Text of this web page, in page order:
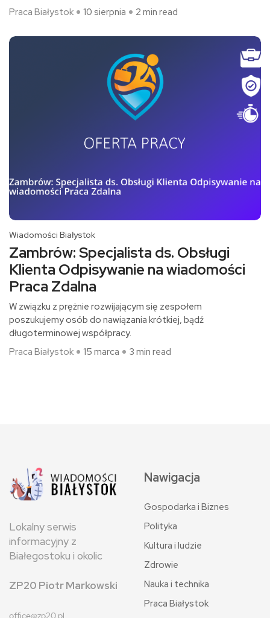
Praca Białystok
10 sierpnia 2 min read
Wiadomości Białystok
Zambrów: Specjalista ds. Obsługi
Klienta Odpisywanie na wiadomości
Praca Zdalna
W związku z prężnie rozwijającym się zespołem
poszukujemy osób do nawiązania krótkiej, bądź
długoterminowej współpracy.
Praca Białystok
15 marca 3 min read
Lokalny serwis
informacyjny z
Białegostoku i okolic
ZP20 Piotr Markowski
office@zp20.pl
Nawigacja
Gospodarka i Biznes
Polityka
Kultura i ludzie
Zdrowie
Nauka i technika
Praca Białystok